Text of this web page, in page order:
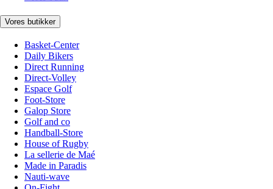
Vores butikker
Basket-Center
Daily Bikers
Direct Running
Direct-Volley
Espace Golf
Foot-Store
Galop Store
Golf and co
Handball-Store
House of Rugby
La sellerie de Maé
Made in Paradis
Nauti-wave